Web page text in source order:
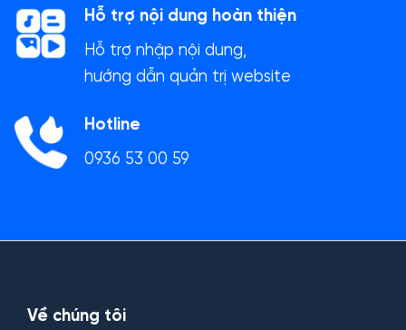
Hỗ trợ nội dung hoàn thiện
Hỗ trợ nhập nội dung,
hướng dẫn quản trị website
Hotline
0936 53 00 59
Về chúng tôi